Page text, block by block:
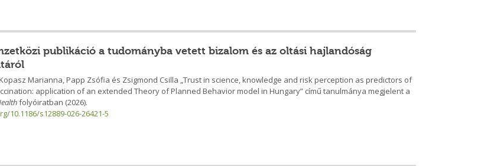
publikáció a tudományba vetett bizalom és az oltási hajlandóság
Marianna, Papp Zsófia és Zsigmond Csilla „Trust in science, knowledge and risk perception as predictors of
application of an extended Theory of Planned Behavior model in Hungary” című tanulmánya megjelent a
folyóiratban (2026).
10.1186/s12889-026-26421-5